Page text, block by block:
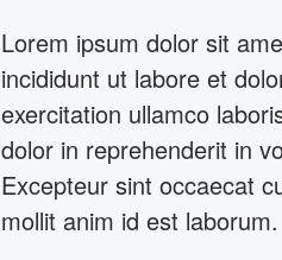
Lorem ipsum dolor sit
incididunt ut labore et
exercitation ullamco
dolor in reprehenderit in
Excepteur sint occaecat
mollit anim id est laborum.